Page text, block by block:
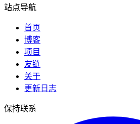
站点导航
首页
博客
项目
友链
关于
更新日志
保持联系